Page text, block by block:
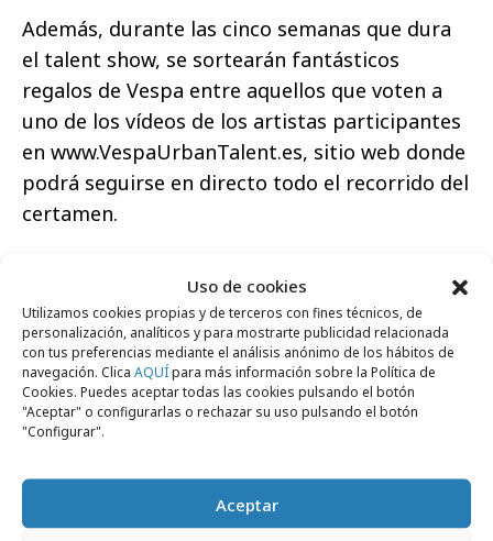
Uso de cookies
Utilizamos cookies propias y de terceros con fines técnicos, de
personalización, analíticos y para mostrarte publicidad relacionada
con tus preferencias mediante el análisis anónimo de los hábitos de
navegación. Clica AQUÍpara más información sobre la Política de
Cookies. Puedes aceptar todas las cookies pulsando el botón
"Aceptar" o configurarlas o rechazar su uso pulsando el botón
"Configurar".
Aceptar
Además, durante las cinco semanas que dura
el talent show, se sortearán fantásticos
regalos de Vespa entre aquellos que voten a
uno de los vídeos de los artistas participantes
en www.VespaUrbanTalent.es, sitio web donde
podrá seguirse en directo todo el recorrido del
certamen.
Comparte
Noticias Relacionadas